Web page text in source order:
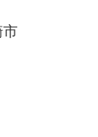
市